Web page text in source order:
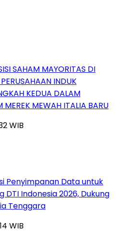
SAHAM MAYORITAS DI
INDUK
KEDUA DALAM
MEWAH ITALIA BARU
WIB
Penyimpanan Data untuk
DTI Indonesia 2026, Dukung
Tenggara
WIB